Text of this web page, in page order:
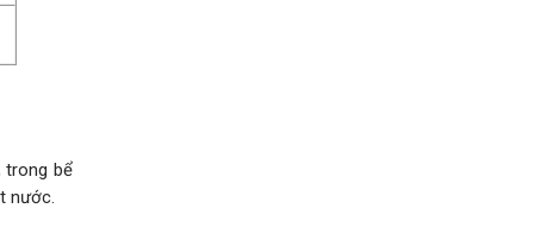
trong bể
nước.